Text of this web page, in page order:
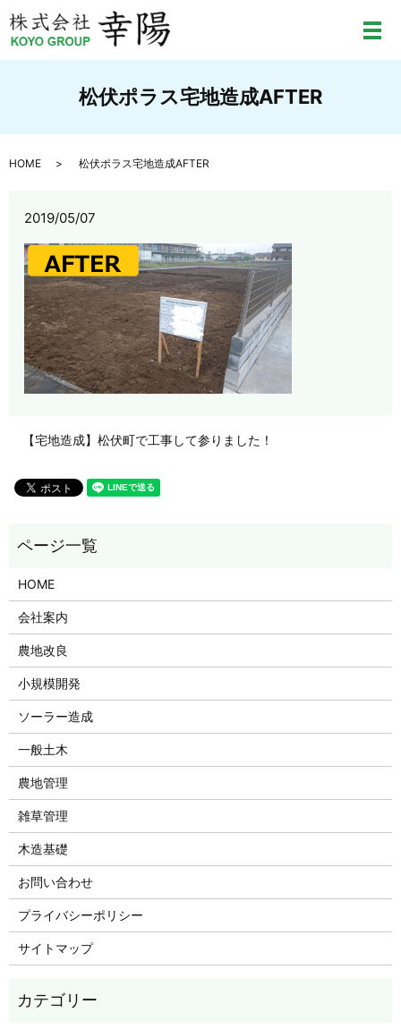
メ
松伏ポラス宅地造成AFTER
HOME 松伏ポラス宅地造成AFTER
2019/05/07
【宅地造成】松伏町で工事して参りました！
HOME
会社案内
農地改良
小規模開発
ソーラー造成
一般土木
農地管理
雑草管理
木造基礎
お問い合わせ
プライバシーポリシー
サイトマップ